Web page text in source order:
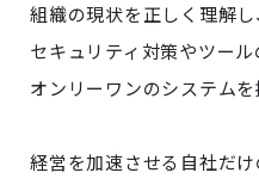
組織の現状を正しく理解し
セキュリティ対策やツール
オンリーワンのシステムを
経営を加速させる自社だけ